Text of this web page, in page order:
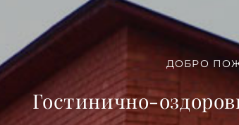
ДОБРО
Гостинично-